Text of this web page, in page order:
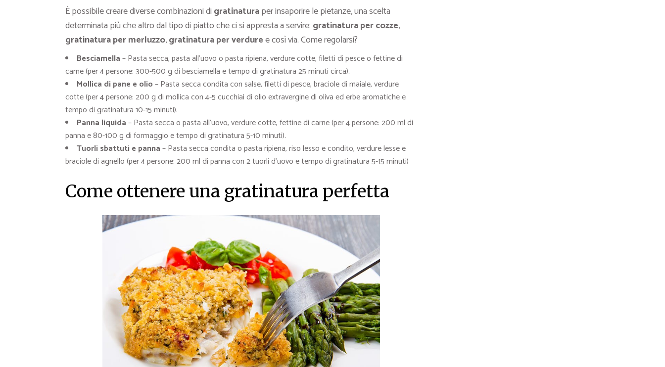
È possibile creare diverse combinazioni di gratinaturaper insaporire le pietanze, una scelta
determinata più che altro dal tipo di piatto che ci si appresta a servire: gratinatura per cozze,
gratinatura per merluzzo,gratinatura per verduree così via. Come regolarsi?
Besciamella– Pasta secca, pasta all’uovo o pasta ripiena, verdure cotte, filetti di pesce o fettine di
carne (per 4 persone: 300-500 g di besciamella e tempo di gratinatura 25 minuti circa).
Mollica di pane e olio– Pasta secca condita con salse, filetti di pesce, braciole di maiale, verdure
cotte (per 4 persone: 200 g di mollica con 4-5 cucchiai di olio extravergine di oliva ed erbe aromatiche e
tempo di gratinatura 10-15 minuti).
Panna liquida– Pasta secca o pasta all’uovo, verdure cotte, fettine di carne (per 4 persone: 200 ml di
panna e 80-100 g di formaggio e tempo di gratinatura 5-10 minuti).
Tuorli sbattuti e panna– Pasta secca condita o pasta ripiena, riso lesso e condito, verdure lesse e
braciole di agnello (per 4 persone: 200 ml di panna con 2 tuorli d’uovo e tempo di gratinatura 5-15 minuti)
Come ottenere una gratinatura perfetta